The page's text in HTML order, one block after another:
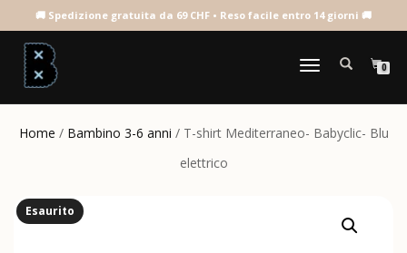
NAVIGAZIONE
0
Home / Bambino 3-6 anni / T-shirt Mediterraneo- Babyclic- Blu
elettrico
Esaurito